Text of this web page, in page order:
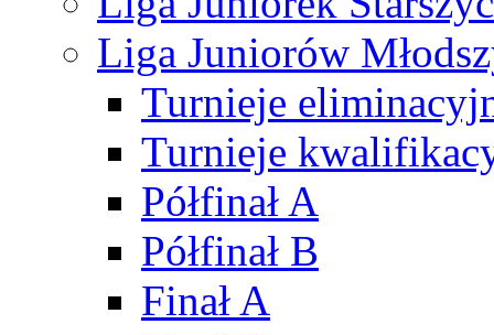
Liga Juniorów
Turnieje
Turnieje
Półfinał A
Półfinał B
Finał A